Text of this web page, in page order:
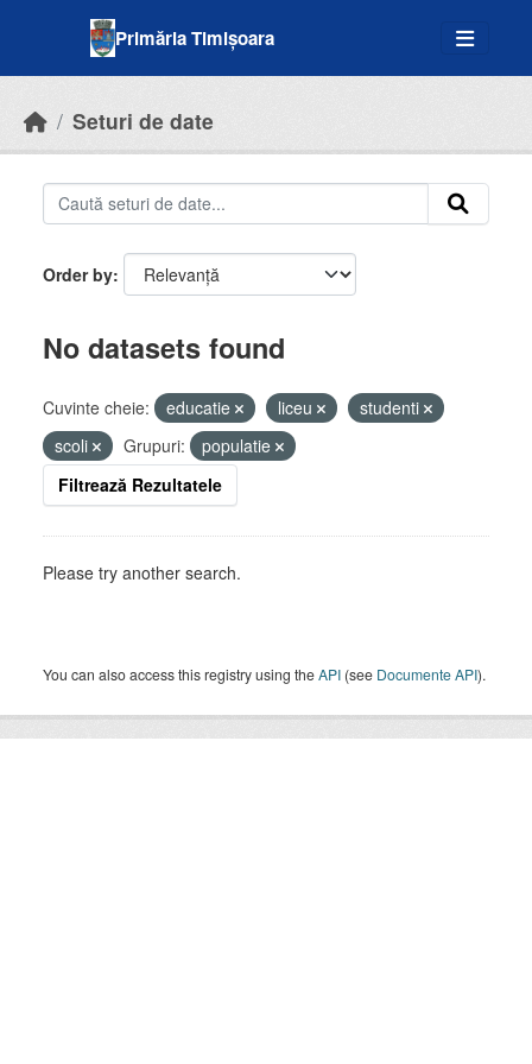
Primăria Timișoara
Seturi de date
Order by
No datasets found
Cuvinte cheie: educatie liceu
studenti
scoli
Grupuri:
populatie
Filtrează Rezultatele
Please try another search.
You can also access this registry using theAPI (see Documente API).